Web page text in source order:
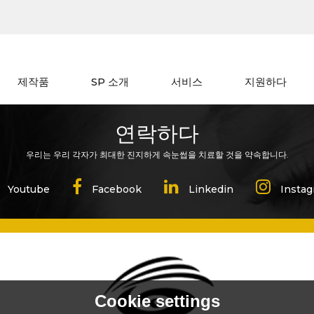
제작품 SP 소개 서비스 지원하다
연락하다
우리는 우리 각자가 최대한 진지하게 속눈썹을 치료할 것을 약속합니다.
Cookie settings